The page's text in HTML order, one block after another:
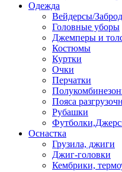
Одежда
Вейдерсы/
Головные уборы
Джемперы и
Костюмы
Куртки
Очки
Перчатки
Пояса
Рубашки
Оснастка
Грузила, джиги
Джиг-головки
Кембрики,